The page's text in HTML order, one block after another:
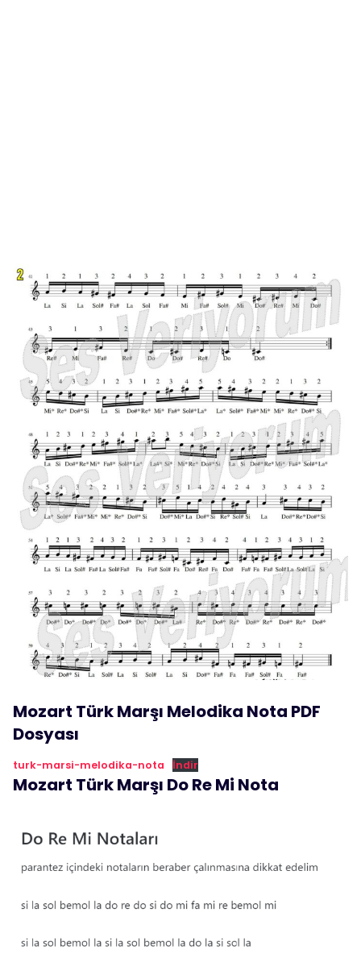
Mozart Türk Marşı Melodika Nota PDF
Dosyası
turk-marsi-melodika-nota İndir
Mozart Türk Marşı Do Re Mi Nota